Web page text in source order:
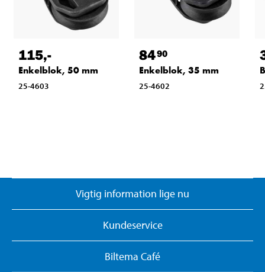
115,-
Enkelblok, 50 mm
25-4603
8490
Enkelblok, 35 mm
25-4602
Vigtig information lige nu
Kundeservice
Biltema Café